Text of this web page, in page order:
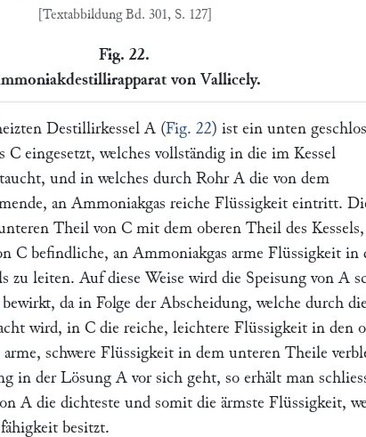
[Textabbildung Bd. 301, S. 127]
Fig. 22.
von Vallicely.
Destillirkessel A (Fig. 22) ist ein unten
C eingesetzt, welches vollständig in die im Kessel
und in welches durch Rohr A die von dem
an Ammoniakgas reiche Flüssigkeit eintritt.
Theil von C mit dem oberen Theil des
C befindliche, an Ammoniakgas arme Flüssigkeit in
zu leiten. Auf diese Weise wird die Speisung von A
da in Folge der Abscheidung, welche durch
wird, in C die reiche, leichtere Flüssigkeit in den
schwere Flüssigkeit in dem unteren Theile
in der Lösung A vor sich geht, so erhält man
A die dichteste und somit die ärmste Flüssigkeit,
besitzt.